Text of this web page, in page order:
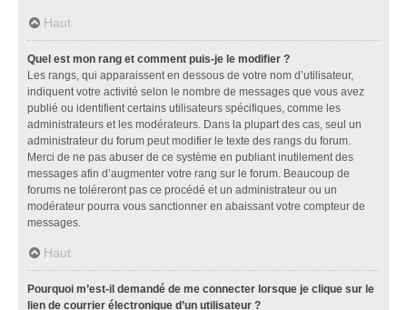
Haut
Quel est mon rang et comment puis-je le modifier ?
Les rangs, qui apparaissent en dessous de votre nom d’utilisateur,
indiquent votre activité selon le nombre de messages que vous avez
publié ou identifient certains utilisateurs spécifiques, comme les
administrateurs et les modérateurs. Dans la plupart des cas, seul un
administrateur du forum peut modifier le texte des rangs du forum.
Merci de ne pas abuser de ce système en publiant inutilement des
messages afin d’augmenter votre rang sur le forum. Beaucoup de
forums ne toléreront pas ce procédé et un administrateur ou un
modérateur pourra vous sanctionner en abaissant votre compteur de
messages.
Haut
Pourquoi m’est-il demandé de me connecter lorsque je clique sur le
lien de courrier électronique d’un utilisateur ?